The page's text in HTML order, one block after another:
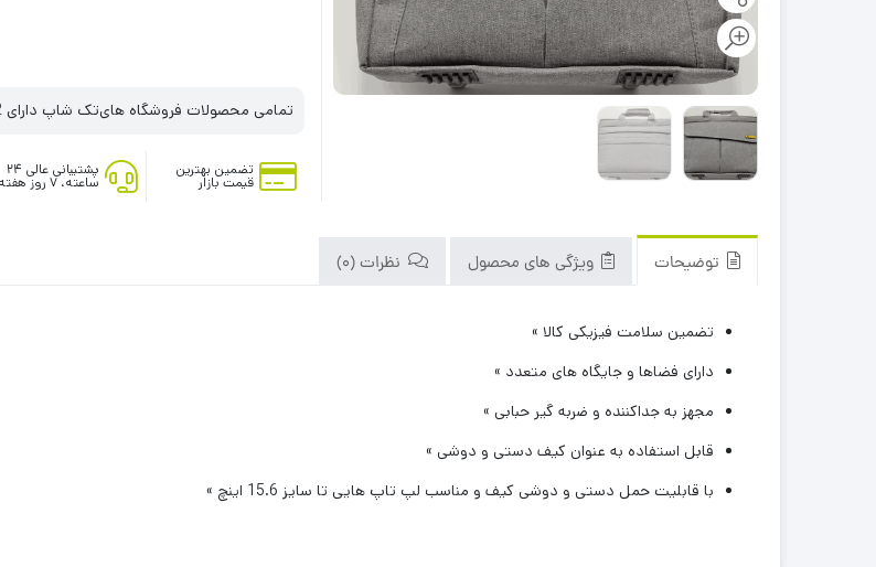
تمامی محصولات فروشگاه های‌تک شاپ دارای 2 هفته مهلت تست می‌باشند
تضمین بهترین
قیمت بازار
پشتیبانی عالی ۲۴
ساعته، ۷ روز هفته
توضیحات ویژگی های محصول نظرات (0)
تضمین سلامت فیزیکی کالا »
دارای فضاها و جایگاه های متعدد »
مجهز به جداکننده و ضربه گیر حبابی »
قابل استفاده به عنوان کیف دستی و دوشی »
با قابلیت حمل دستی و دوشی کیف و مناسب لپ تاپ هایی تا سایز 15.6 اینچ »